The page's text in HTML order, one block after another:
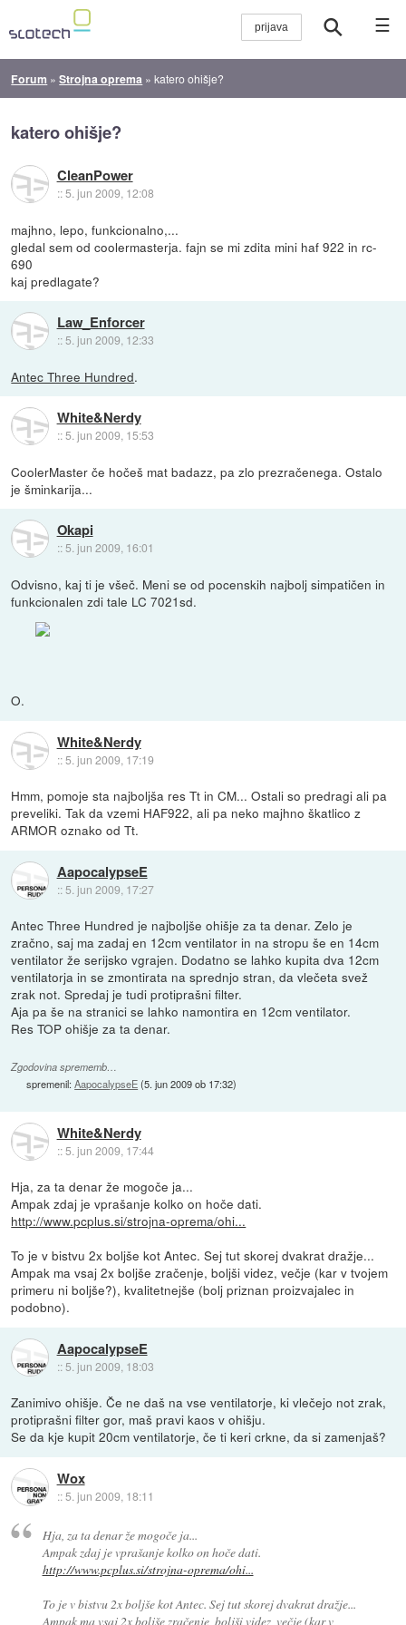
☰
Forum »Strojna oprema »katero ohišje?
katero ohišje?
CleanPower
::5. jun 2009, 12:08
majhno, lepo, funkcionalno,...
gledal sem od coolermasterja. fajn se mi zdita mini haf 922 in rc-
690
kaj predlagate?
Law_Enforcer
:: 5. jun 2009, 12:33
Antec Three Hundred.
White&Nerdy
::5. jun 2009, 15:53
CoolerMaster če hočeš mat badazz, pa zlo prezračenega. Ostalo
je šminkarija...
Okapi
:: 5. jun 2009, 16:01
Odvisno, kaj ti je všeč. Meni se od pocenskih najbolj simpatičen in
funkcionalen zdi tale LC 7021sd.
O.
White&Nerdy
::5. jun 2009, 17:19
Hmm, pomoje sta najboljša res Tt in CM... Ostali so predragi ali pa
preveliki. Tak da vzemi HAF922, ali pa neko majhno škatlico z
ARMOR oznako od Tt.
AapocalypseE
:: 5. jun 2009, 17:27
Antec Three Hundred je najboljše ohišje za ta denar. Zelo je
zračno, saj ma zadaj en 12cm ventilator in na stropu še en 14cm
ventilator že serijsko vgrajen. Dodatno se lahko kupita dva 12cm
ventilatorja in se zmontirata na sprednjo stran, da vlečeta svež
zrak not. Spredaj je tudi protiprašni filter.
Aja pa še na stranici se lahko namontira en 12cm ventilator.
Res TOP ohišje za ta denar.
Zgodovina sprememb…
spremenil:AapocalypseE(5. jun 2009 ob 17:32)
White&Nerdy
::5. jun 2009, 17:44
Hja, za ta denar že mogoče ja...
Ampak zdaj je vprašanje kolko on hoče dati.
http://www.pcplus.si/strojna-oprema/ohi...
To je v bistvu 2x boljše kot Antec. Sej tut skorej dvakrat dražje...
Ampak ma vsaj 2x boljše zračenje, boljši videz, večje (kar v tvojem
primeru ni boljše?), kvalitetnejše (bolj priznan proizvajalec in
podobno).
AapocalypseE
:: 5. jun 2009, 18:03
Zanimivo ohišje. Če ne daš na vse ventilatorje, ki vlečejo not zrak,
protiprašni filter gor, maš pravi kaos v ohišju.
Se da kje kupit 20cm ventilatorje, če ti keri crkne, da si zamenjaš?
Wox
::5. jun 2009, 18:11
Hja, za ta denar že mogoče ja...
Ampak zdaj je vprašanje kolko on hoče dati.
http://www.pcplus.si/strojna-oprema/ohi...
To je v bistvu 2x boljše kot Antec. Sej tut skorej dvakrat dražje...
Ampak ma vsaj 2x boljše zračenje, boljši videz, večje (kar v